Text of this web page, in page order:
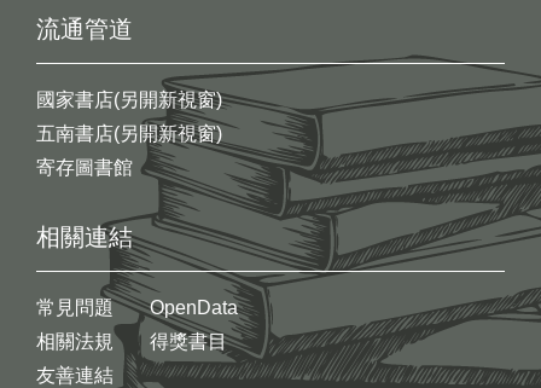
流通管道
國家書店(另開新視窗)
五南書店(另開新視窗)
寄存圖書館
相關連結
常見問題
相關法規
友善連結
OpenData
得獎書目